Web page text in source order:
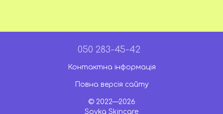
050 283-45-42
Контактна інформація
Повна версія сайту
© 2022—2026
Sovka Skincare